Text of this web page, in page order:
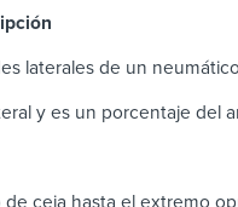
laterales de un
y es un porcentaje del
ceja hasta el extremo